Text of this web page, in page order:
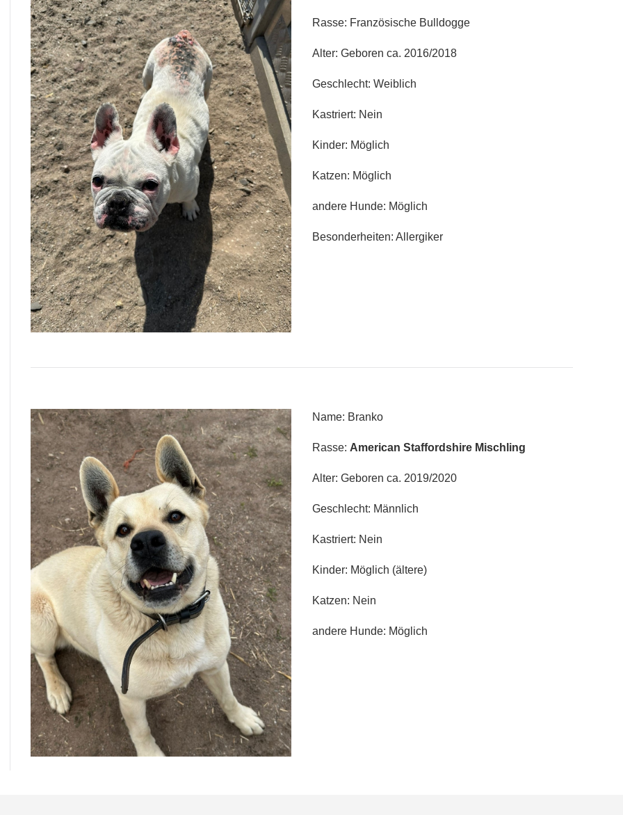
Rasse: Französische Bulldogge
Alter: Geboren ca. 2016/2018
Geschlecht: Weiblich
Kastriert: Nein
Kinder: Möglich
Katzen: Möglich
andere Hunde: Möglich
Besonderheiten: Allergiker
Name: Branko
Rasse: American Staffordshire Mischling
Alter: Geboren ca. 2019/2020
Geschlecht: Männlich
Kastriert: Nein
Kinder: Möglich (ältere)
Katzen: Nein
andere Hunde: Möglich